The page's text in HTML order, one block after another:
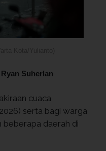
Ryan Suherlan
cuaca
serta bagi warga
beberapa daerah di